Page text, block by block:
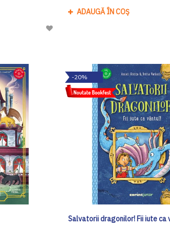
Adaugă
Dorinte
ADAUGĂ ÎN COȘ
-20%
Salvatorii dragonilor! Fii iute ca